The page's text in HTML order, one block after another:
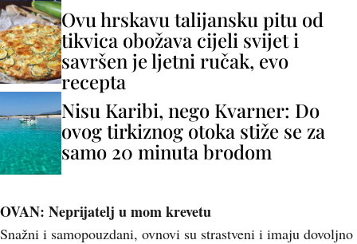
Ovu hrskavu talijansku pitu od
tikvica obožava cijeli svijet i
savršen je ljetni ručak, evo
recepta
Nisu Karibi, nego Kvarner: Do
ovog tirkiznog otoka stiže se za
samo 20 minuta brodom
OVAN: Neprijatelj u mom krevetu
Snažni i samopouzdani, ovnovi su strastveni i imaju dovoljno